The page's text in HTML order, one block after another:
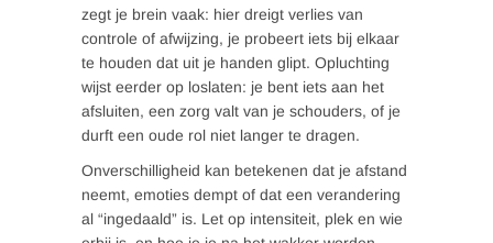
zegt je brein vaak: hier dreigt verlies van
controle of afwijzing, je probeert iets bij elkaar
te houden dat uit je handen glipt. Opluchting
wijst eerder op loslaten: je bent iets aan het
afsluiten, een zorg valt van je schouders, of je
durft een oude rol niet langer te dragen.
Onverschilligheid kan betekenen dat je afstand
neemt, emoties dempt of dat een verandering
al “ingedaald” is. Let op intensiteit, plek en wie